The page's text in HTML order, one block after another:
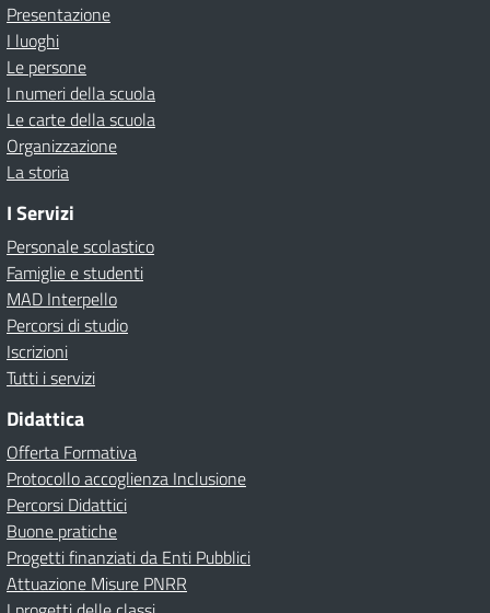
Presentazione
I luoghi
Le persone
I numeri della scuola
Le carte della scuola
Organizzazione
La storia
I Servizi
Personale scolastico
Famiglie e studenti
MAD Interpello
Percorsi di studio
Iscrizioni
Tutti i servizi
Didattica
Offerta Formativa
Protocollo accoglienza Inclusione
Percorsi Didattici
Buone pratiche
Progetti finanziati da Enti Pubblici
Attuazione Misure PNRR